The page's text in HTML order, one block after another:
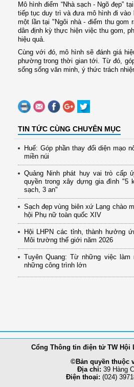
Mô hình điểm “Nhà sạch - Ngõ đẹp”
tiếp tục duy trì và đưa mô hình đi vào
một lần tại "Ngôi nhà - điểm thu
dân định kỳ thực hiện việc thu gom,
hiệu quả.
Cùng với đó, mô hình sẽ đánh giá
phường trong thời gian tới. Từ đó,
sống sống văn minh, ý thức trách
TIN TỨC CÙNG CHUYÊN MỤC
Huế: Góp phần thay đổi diện mạo
miền núi
Quảng Ninh phát huy vai trò cấp
quyền trong xây dựng gia đình "5
sạch, 3 an"
Sạch đẹp vùng biên xứ Lạng chào
hội Phụ nữ toàn quốc XIV
Hội LHPN các tỉnh, thành hưởng
Môi trường thế giới năm 2026
Tuyên Quang: Từ những việc làm
những công trình lớn
Cổng Thông tin điện tử TW Hội
©Bản quyền thuộc
Địa chỉ: 39 Hàng
Điện thoại: (024)